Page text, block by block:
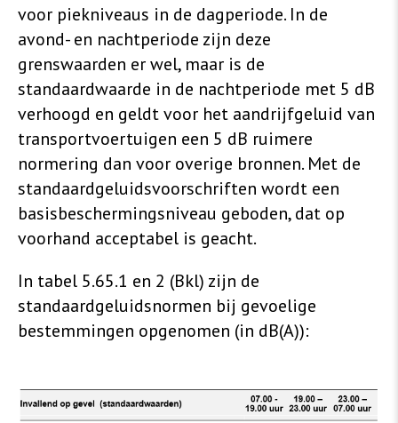
voor piekniveaus in de dagperiode. In de
avond- en nachtperiode zijn deze
grenswaarden er wel, maar is de
standaardwaarde in de nachtperiode met 5 dB
verhoogd en geldt voor het aandrijfgeluid van
transportvoertuigen een 5 dB ruimere
normering dan voor overige bronnen. Met de
standaardgeluidsvoorschriften wordt een
basisbeschermingsniveau geboden, dat op
voorhand acceptabel is geacht.
In tabel 5.65.1 en 2 (Bkl) zijn de
standaardgeluidsnormen bij gevoelige
bestemmingen opgenomen (in dB(A)):